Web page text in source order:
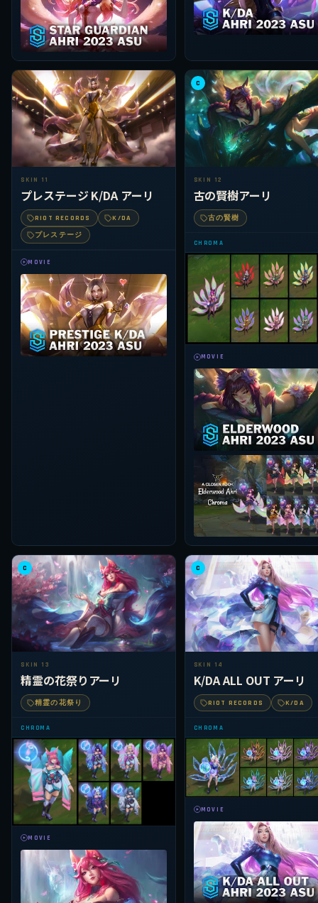
SKIN 11
プレステージ K/DA アーリ
RIOT RECORDS
K/DA
プレステージ
MOVIE
C
SKIN 12
古の賢樹アーリ
古の賢樹
CHROMA
MOVIE
C
SKIN 13
精霊の花祭りアーリ
精霊の花祭り
CHROMA
MOVIE
C
SKIN 14
K/DA ALL OUT アーリ
RIOT RECORDS K/DA
CHROMA
MOVIE